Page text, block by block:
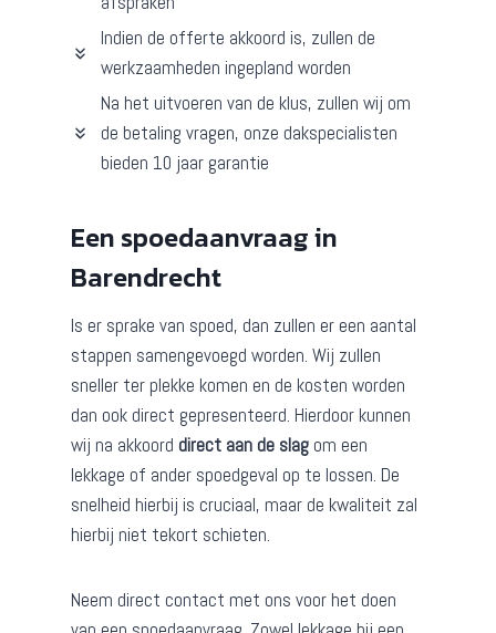
Indien de offerte akkoord is, zullen de
werkzaamheden ingepland worden
Na het uitvoeren van de klus, zullen wij om
de betaling vragen, onze dakspecialisten
bieden 10 jaar garantie
Een spoedaanvraag in
Barendrecht
Is er sprake van spoed, dan zullen er een aantal
stappen samengevoegd worden. Wij zullen
sneller ter plekke komen en de kosten worden
dan ook direct gepresenteerd. Hierdoor kunnen
wij na akkoord direct aan de slag om een
lekkage of ander spoedgeval op te lossen. De
snelheid hierbij is cruciaal, maar de kwaliteit zal
hierbij niet tekort schieten.
Neem direct contact met ons voor het doen